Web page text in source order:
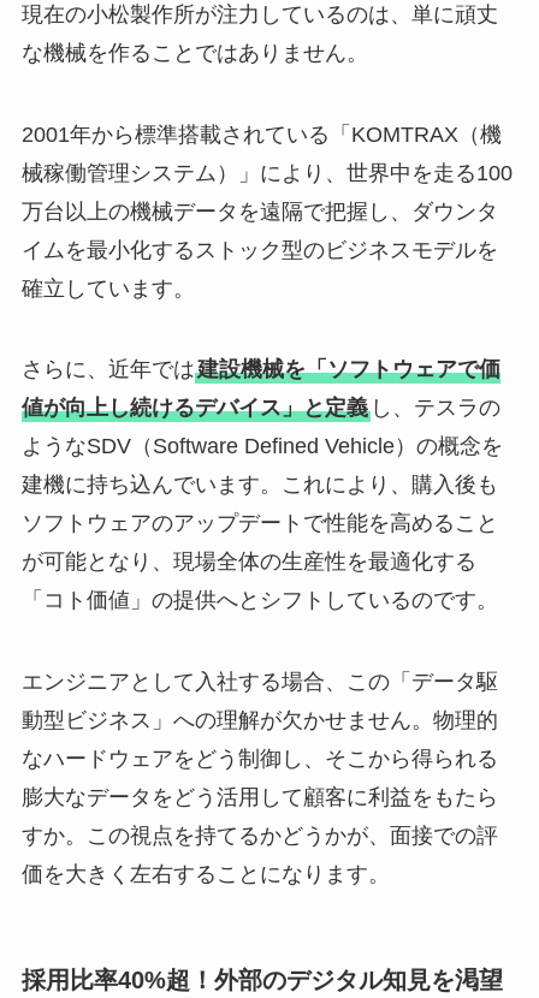
現在の小松製作所が注力しているのは、単に頑丈
な機械を作ることではありません。
2001年から標準搭載されている「KOMTRAX（機
械稼働管理システム）」により、世界中を走る100
万台以上の機械データを遠隔で把握し、ダウンタ
イムを最小化するストック型のビジネスモデルを
確立しています。
さらに、近年では建設機械を「ソフトウェアで価
値が向上し続けるデバイス」と定義し、テスラの
ようなSDV（Software Defined Vehicle）の概念を
建機に持ち込んでいます。これにより、購入後も
ソフトウェアのアップデートで性能を高めること
が可能となり、現場全体の生産性を最適化する
「コト価値」の提供へとシフトしているのです。
エンジニアとして入社する場合、この「データ駆
動型ビジネス」への理解が欠かせません。物理的
なハードウェアをどう制御し、そこから得られる
膨大なデータをどう活用して顧客に利益をもたら
すか。この視点を持てるかどうかが、面接での評
価を大きく左右することになります。
採用比率40%超！外部のデジタル知見を渇望